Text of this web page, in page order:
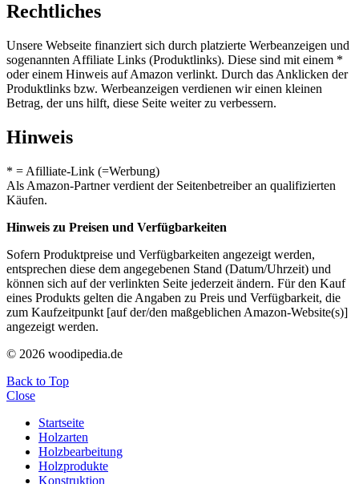
Rechtliches
Unsere Webseite finanziert sich durch platzierte Werbeanzeigen und
sogenannten Affiliate Links (Produktlinks). Diese sind mit einem *
oder einem Hinweis auf Amazon verlinkt. Durch das Anklicken der
Produktlinks bzw. Werbeanzeigen verdienen wir einen kleinen
Betrag, der uns hilft, diese Seite weiter zu verbessern.
Hinweis
* = Afilliate-Link (=Werbung)
Als Amazon-Partner verdient der Seitenbetreiber an qualifizierten
Käufen.
Hinweis zu Preisen und Verfügbarkeiten
Sofern Produktpreise und Verfügbarkeiten angezeigt werden,
entsprechen diese dem angegebenen Stand (Datum/Uhrzeit) und
können sich auf der verlinkten Seite jederzeit ändern. Für den Kauf
eines Produkts gelten die Angaben zu Preis und Verfügbarkeit, die
zum Kaufzeitpunkt [auf der/den maßgeblichen Amazon-Website(s)]
angezeigt werden.
© 2026 woodipedia.de
Back to Top
Close
Startseite
Holzarten
Holzbearbeitung
Holzprodukte
Konstruktion